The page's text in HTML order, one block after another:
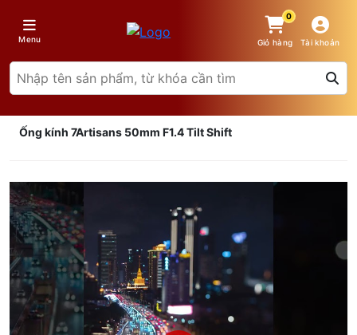
Menu
0
Giỏ hàng Tài khoản
Ống kính 7Artisans 50mm F1.4 Tilt Shift
Giá trên 1SP